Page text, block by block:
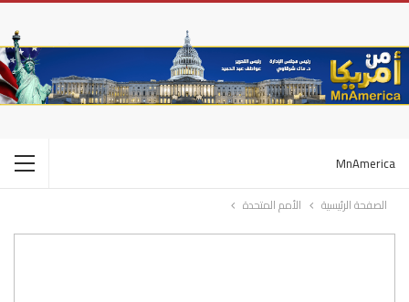
MnAmerica
الصفحة الرئيسية الأمم المتحدة